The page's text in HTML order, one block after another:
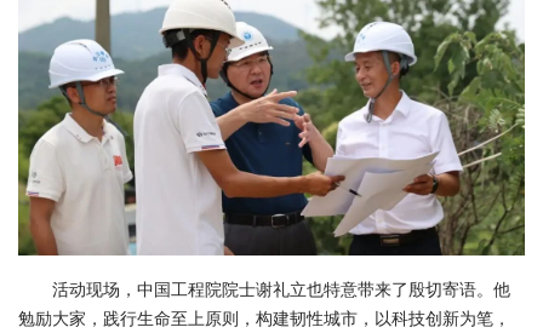
活动现场，中国工程院院士谢礼立也特意带来了殷切寄语。他
勉励大家，践行生命至上原则，构建韧性城市，以科技创新为笔，